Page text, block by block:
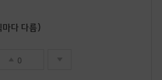
다 다름)
0